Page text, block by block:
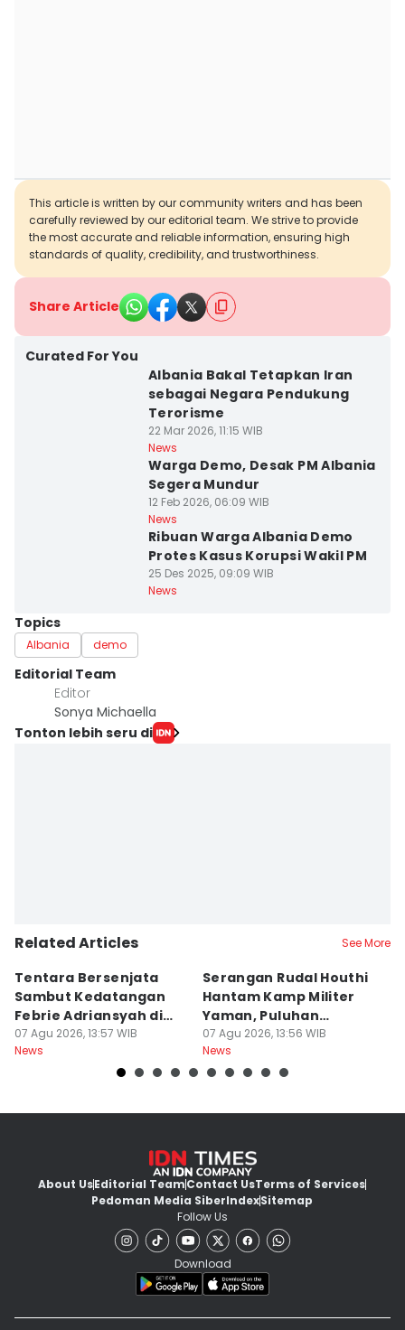
This article is written by our community writers and has been
carefully reviewed by our editorial team. We strive to provide
the most accurate and reliable information, ensuring high
standards of quality, credibility, and trustworthiness.
Share Article
Curated For You
Albania Bakal Tetapkan Iran
sebagai Negara Pendukung
Terorisme
22 Mar 2026, 11:15 WIB
News
Warga Demo, Desak PM Albania
Segera Mundur
12 Feb 2026, 06:09 WIB
News
Ribuan Warga Albania Demo
Protes Kasus Korupsi Wakil PM
25 Des 2025, 09:09 WIB
News
Topics
Albania demo
Editorial Team
Editor
Sonya Michaella
Tonton lebih seru di
Related Articles See More
Tentara Bersenjata
Sambut Kedatangan
Febrie Adriansyah di
Kejagung
07 Agu 2026, 13:57 WIB
News
Serangan Rudal Houthi
Hantam Kamp Militer
Yaman, Puluhan
Tentara Tewas
07 Agu 2026, 13:56 WIB
News
About UsEditorial TeamContact UsTerms of Services
Pedoman Media SiberIndexSitemap
Follow Us
Download